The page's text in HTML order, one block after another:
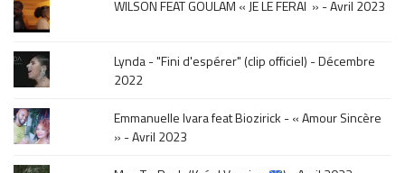
WILSON FEAT GOULAM « JE LE FERAI » - Avril 2023
Lynda - "Fini d'espérer" (clip officiel) - Décembre
2022
Emmanuelle Ivara feat Biozirick - « Amour Sincère
» - Avril 2023